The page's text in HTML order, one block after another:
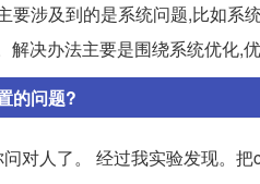
涉及到的是系统问题,比如系
决办法主要是围绕系统优化,优
的问题?
对人了。 经过我实验发现。